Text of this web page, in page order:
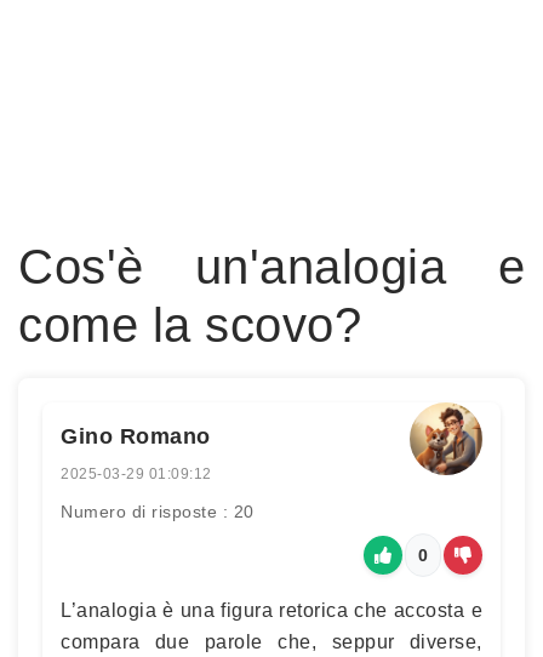
Cos'è un'analogia e
come la scovo?
Gino Romano
2025-03-29 01:09:12
Numero di risposte : 20
0
L’analogia è una figura retorica che accosta e
compara due parole che, seppur diverse,